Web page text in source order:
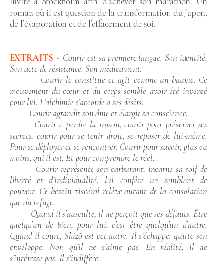
roman où il est question de la transformation du Japon,
de l’évaporation et de l’effacement de soi.
EXTRAITS - Courir est sa première langue. Son identité.
Son acte de résistance. Son médicament.
Courir le constitue et agit comme un baume. Ce
mouvement du cœur et du corps semble avoir été inventé
pour lui. L’alchimie s’accorde à ses désirs.
Courir agrandit son âme et élargit sa conscience.
Courir à perdre la raison, courir pour préserver ses
secrets, courir pour se tenir droit, se reposer de lui-même.
Pour se déployer et se rencontrer. Courir pour savoir, plus ou
moins, qui il est. Et pour comprendre le réel.
Courir représente son carburant, incarne sa soif de
liberté et d’individualité, lui confère un semblant de
pouvoir. Ce besoin viscéral relève autant de la consolation
que du refuge.
Quand il s’ausculte, il ne perçoit que ses défauts. Être
quelqu’un de bien, pour lui, c’est être quelqu’un d’autre.
Quand il court, Shizō est cet autre. Il s’échappe, quitte son
enveloppe. Non qu’il ne s’aime pas. En réalité, il ne
s’intéresse pas. Il s’indiffère.